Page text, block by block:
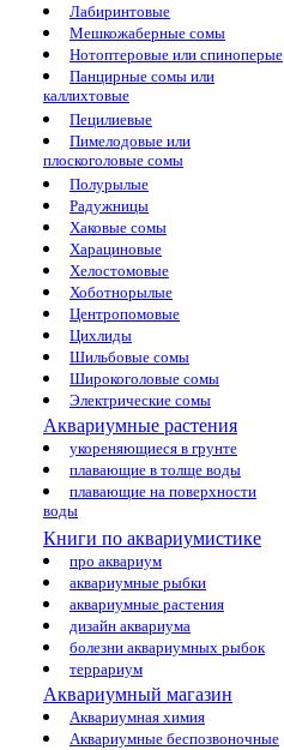
Лабиринтовые
Мешкожаберные сомы
Нотоптеровые или спиноперые
Панцирные сомы или
каллихтовые
Пецилиевые
Пимелодовые или
плоскоголовые сомы
Полурылые
Радужницы
Хаковые сомы
Харациновые
Хелостомовые
Хоботнорылые
Центропомовые
Цихлиды
Шильбовые сомы
Широкоголовые сомы
Электрические сомы
Аквариумные растения
укореняющиеся в грунте
плавающие в толще воды
плавающие на поверхности
воды
Книги по аквариумистике
про аквариум
аквариумные рыбки
аквариумные растения
дизайн аквариума
болезни аквариумных рыбок
террариум
Аквариумный магазин
Аквариумная химия
Аквариумные беспозвоночные